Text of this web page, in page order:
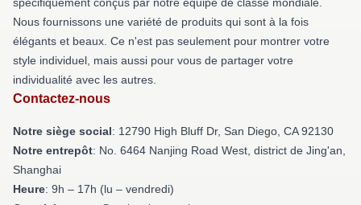
Nous fournissons une variété de produits qui sont à la fois
élégants et beaux. Ce n'est pas seulement pour montrer votre
style individuel, mais aussi pour vous de partager votre
individualité avec les autres.
Contactez-nous
Notre siège social: 12790 High Bluff Dr, San Diego, CA 92130
Notre entrepôt: No. 6464 Nanjing Road West, district de Jing'an,
Shanghai
Heure: 9h – 17h (lu – vendredi)